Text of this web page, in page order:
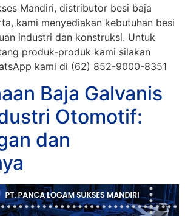
Mandiri, distributor besi baja
kami menyediakan kebutuhan besi
industri dan konstruksi. Untuk
produk-produk kami silakan
kami di (62) 852-9000-8351
Baja Galvanis
Otomotif:
dan